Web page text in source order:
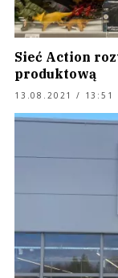
Sieć Action
produktową
13.08.2021 / 13:51